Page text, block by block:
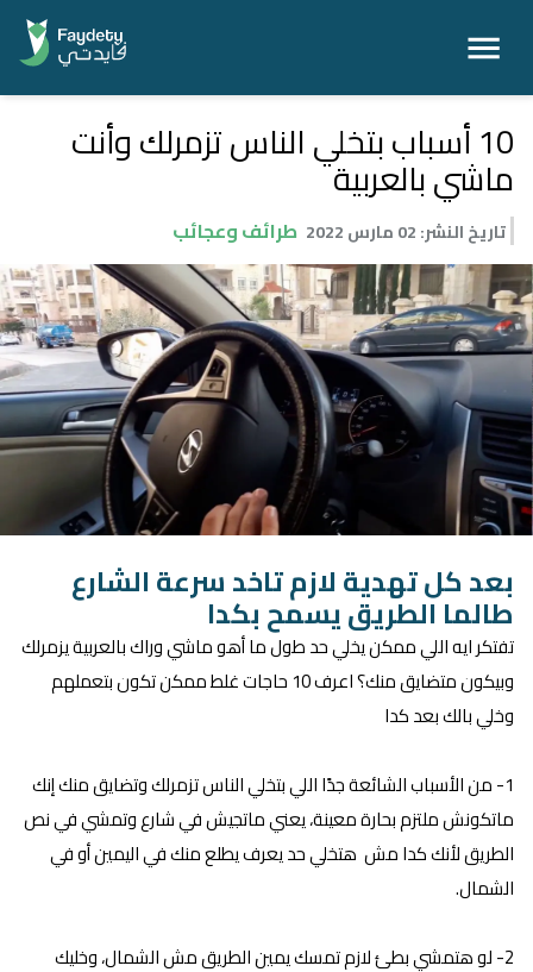
10 أسباب بتخلي الناس تزمرلك وأنت
ماشي بالعربية
تاريخ النشر:02 مارس 2022 طرائف وعجائب
بعد كل تهدية لازم تاخد سرعة الشارع
طالما الطريق يسمح بكدا
تفتكر ايه اللي ممكن يخلي حد طول ما أهو ماشي وراك بالعربية يزمرلك
وبيكون متضايق منك؟ اعرف 10 حاجات غلط ممكن تكون بتعملهم
وخلي بالك بعد كدا
1- من الأسباب الشائعة جدًا اللي بتخلي الناس تزمرلك وتضايق منك إنك
ماتكونش ملتزم بحارة معينة، يعني ماتجيش في شارع وتمشي في نص
الطريق لأنك كدا مش هتخلي حد يعرف يطلع منك في اليمين أو في
الشمال.
2- لو هتمشي بطئ لازم تمسك يمين الطريق مش الشمال، وخليك